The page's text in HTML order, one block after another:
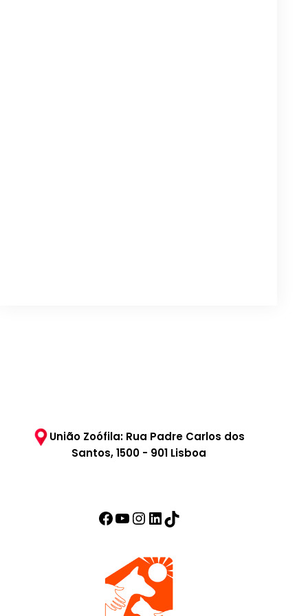
União Zoófila: Rua Padre Carlos dos
Santos, 1500 - 901 Lisboa
Facebook
YouTube
Instagram
LinkedIn
TikTok